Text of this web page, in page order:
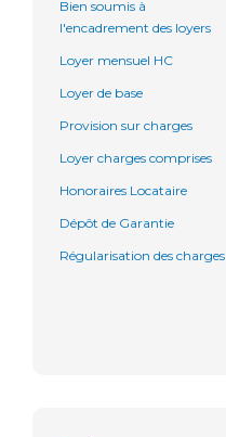
Bien soumis à
l'encadrement des loyers
Loyer mensuel HC
Loyer de base
Provision sur charges
Loyer charges comprises
Honoraires Locataire
Dépôt de Garantie
Régularisation des charges